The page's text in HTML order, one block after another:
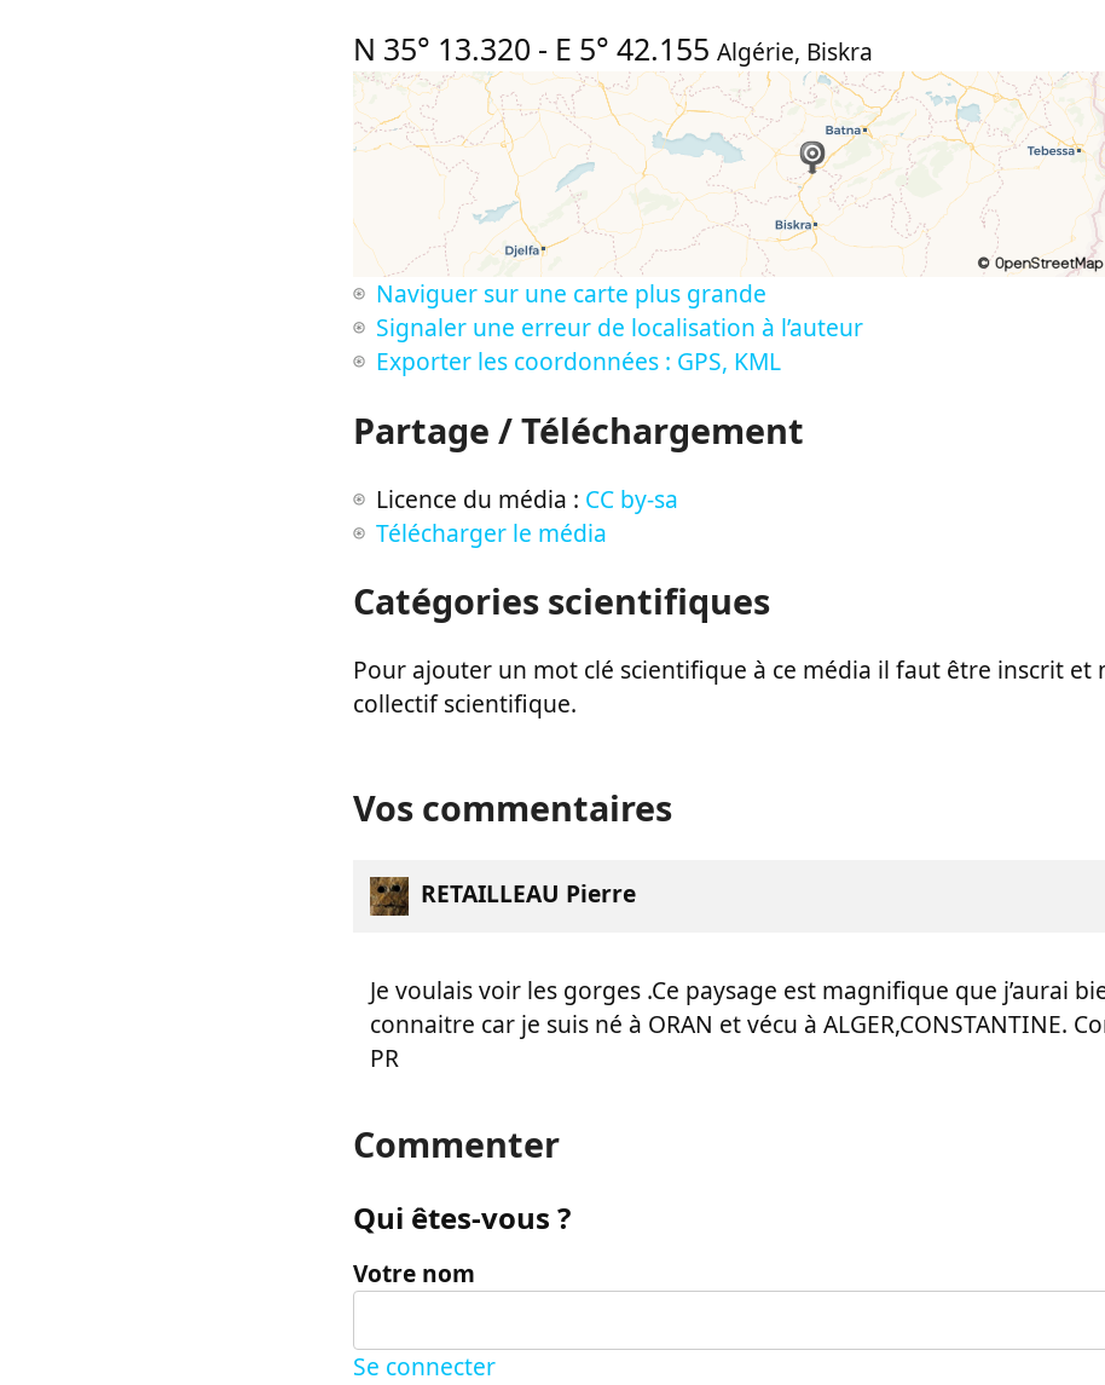
N 35° 13.320 - E 5° 42.155 Algérie, Biskra
Naviguer sur une carte plus grande
Signaler une erreur de localisation à l’auteur
Exporter les coordonnées : GPS, KML
Partage / Téléchargement
Licence du média : CC by-sa
Télécharger le média
Catégories scientifiques
Pour ajouter un mot clé scientifique à ce média il faut être inscrit et
collectif scientifique.
Vos commentaires
RETAILLEAU Pierre
Je voulais voir les gorges .Ce paysage est magnifique que j’aurai
connaitre car je suis né à ORAN et vécu à ALGER,CONSTANTINE.
PR
Commenter
Qui êtes-vous ?
Votre nom
Se connecter